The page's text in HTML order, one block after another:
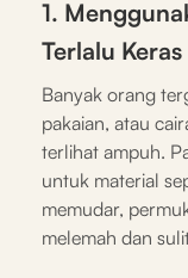
1.
Terlalu Keras
Banyak orang
pakaian, atau
terlihat ampuh.
untuk material
memudar,
melemah dan